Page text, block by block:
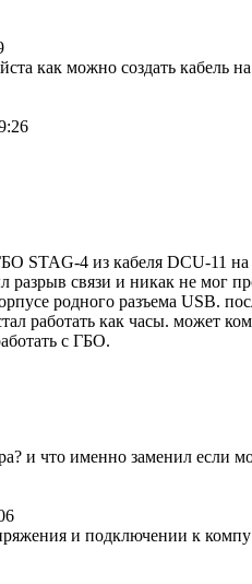
как можно создать кабель
STAG-4 из кабеля DCU-11
разрыв связи и никак не мог
родного разъема USB.
работать как часы. может
с ГБО.
и что именно заменил если
и подключении к